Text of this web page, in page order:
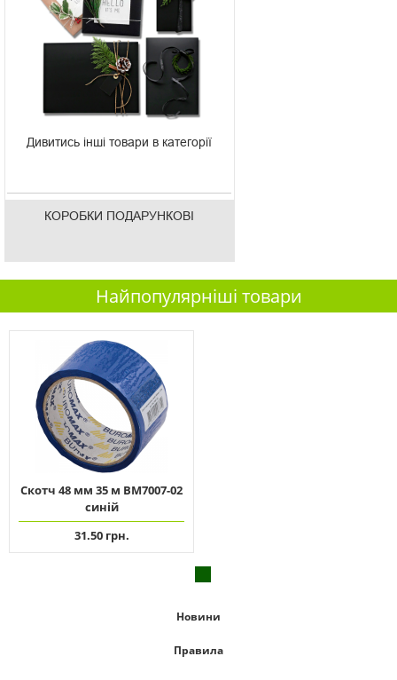
Дивитись інші товари в категорії
КОРОБКИ ПОДАРУНКОВІ
Найпопулярніші товари
Скотч 48 мм 35 м ВМ7007-02
синій
31.50 грн.
Новини
Правила